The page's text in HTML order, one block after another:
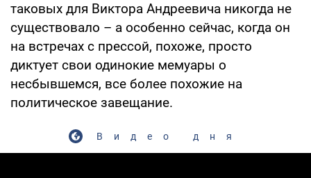
таковых для Виктора Андреевича никогда не
существовало – а особенно сейчас, когда он
на встречах с прессой, похоже, просто
диктует свои одинокие мемуары о
несбывшемся, все более похожие на
политическое завещание.
Видео дня